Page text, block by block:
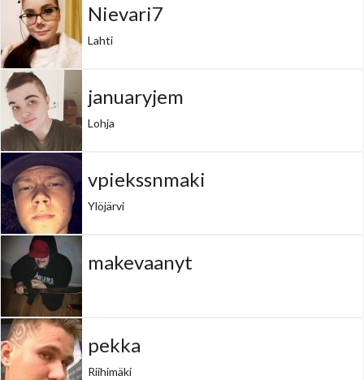
Nievari7
Lahti
januaryjem
Lohja
vpiekssnmaki
Ylöjärvi
makevaanyt
pekka
Riihimäki